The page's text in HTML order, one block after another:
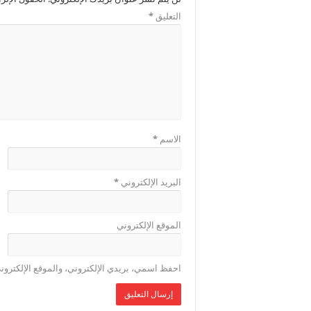
التعليق *
الاسم *
البريد الإلكتروني *
الموقع الإلكتروني
احفظ اسمي، بريدي الإلكتروني، والموقع